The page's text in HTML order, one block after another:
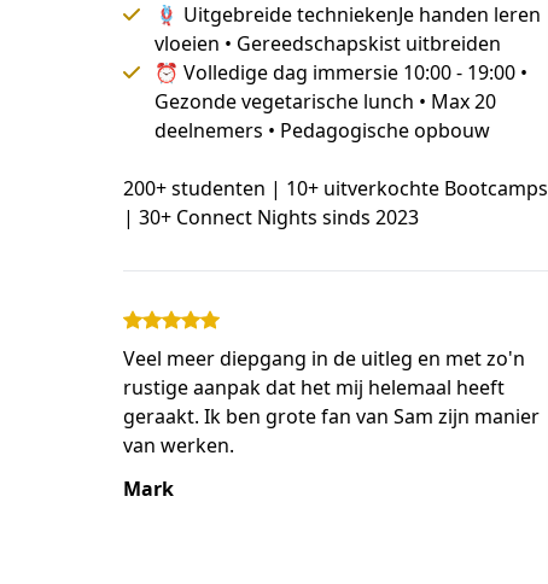
🪢 Uitgebreide techniekenJe handen leren
vloeien • Gereedschapskist uitbreiden
⏰ Volledige dag immersie 10:00 - 19:00 •
Gezonde vegetarische lunch • Max 20
deelnemers • Pedagogische opbouw
200+ studenten | 10+ uitverkochte Bootcamps
| 30+ Connect Nights sinds 2023
Veel meer diepgang in de uitleg en met zo'n
rustige aanpak dat het mij helemaal heeft
geraakt. Ik ben grote fan van Sam zijn manier
van werken.
Mark